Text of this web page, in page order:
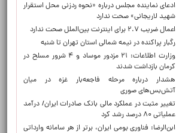
ادعای نماینده مجلس درباره «نحوه ردزنی محل استقرار
شهید لاریجانی» صحت ندارد
اعمال ضریب ۲.۷ برای اینترنت بین‌الملل صحت ندارد
رگبار پراکنده در نیمه شمالی استان تهران تا شنبه
وزارت اطلاعات: ۲۱ مزدور موساد و ۴ شرور مسلح در
کرمان بازداشت شدند
هشدار درباره مرحله فاجعه‌بار غزه در میان
آتش‌بس‌های صوری
تغییر مثبت در عملکرد مالی بانک صادرات ایران/ درآمد
عملیاتی ۸۰ درصد رشد کرد
ابن‌الرضا: فناوری بومی ایران، برتر از هر سامانه وارداتی